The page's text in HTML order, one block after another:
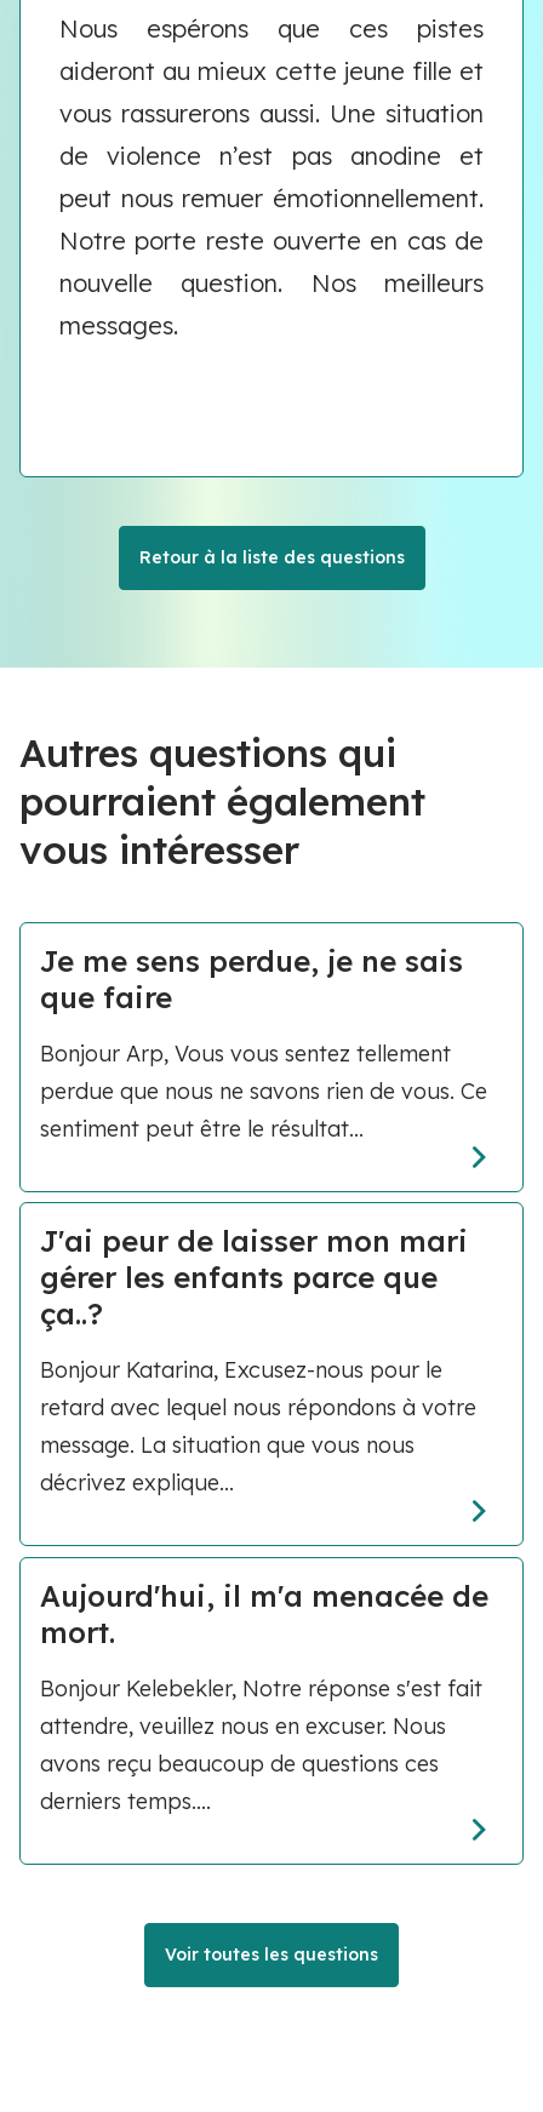
Nous espérons que ces pistes
aideront au mieux cette jeune fille et
vous rassurerons aussi. Une situation
de violence n’est pas anodine et
peut nous remuer émotionnellement.
Notre porte reste ouverte en cas de
nouvelle question. Nos meilleurs
messages.
Retour à la liste des questions
Autres questions qui
pourraient également
vous intéresser
Je me sens perdue, je ne sais
que faire
Bonjour Arp, Vous vous sentez tellement
perdue que nous ne savons rien de vous. Ce
sentiment peut être le résultat...
J'ai peur de laisser mon mari
gérer les enfants parce que
ça..?
Bonjour Katarina, Excusez-nous pour le
retard avec lequel nous répondons à votre
message. La situation que vous nous
décrivez explique...
Aujourd'hui, il m'a menacée de
mort.
Bonjour Kelebekler, Notre réponse s'est fait
attendre, veuillez nous en excuser. Nous
avons reçu beaucoup de questions ces
derniers temps....
Voir toutes les questions